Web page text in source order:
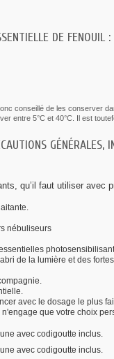
DE FENOUIL :
conseillé de les conserver
entre 5°C et 40°C. Il est
GÉNÉRALES,
qu’il faut utiliser avec
nébuliseurs
de la lumière et des
avec le dosage le plus
que votre choix
avec codigoutte inclus.
avec codigoutte inclus.